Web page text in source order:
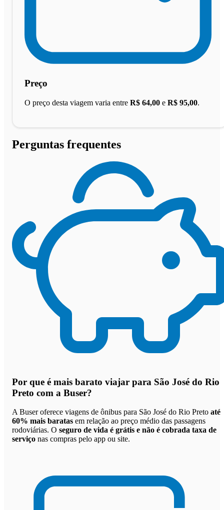
Preço
O preço desta viagem varia entre R$ 64,00 e R$ 95,00.
Perguntas frequentes
Por que é mais barato viajar para São José do Rio
Preto com a Buser?
A Buser oferece viagens de ônibus para São José do Rio Preto até
60% mais baratas em relação ao preço médio das passagens
rodoviárias. O seguro de vida é grátis e não é cobrada taxa de
serviço nas compras pelo app ou site.